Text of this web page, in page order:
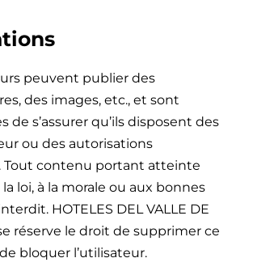
peuvent publier des
des images, etc., et sont
de s’assurer qu’ils disposent des
ou des autorisations
Tout contenu portant atteinte
loi, à la morale ou aux bonnes
HOTELES DEL VALLE DE
réserve le droit de supprimer ce
bloquer l’utilisateur.